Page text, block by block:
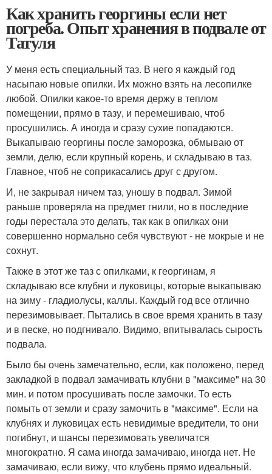
Как хранить георгины если нет
погреба. Опыт хранения в подвале от
Татуля
У меня есть специальный таз. В него я каждый год
насыпаю новые опилки. Их можно взять на лесопилке
любой. Опилки какое-то время держу в теплом
помещении, прямо в тазу, и перемешиваю, чтоб
просушились. А иногда и сразу сухие попадаются.
Выкапываю георгины после заморозка, обмываю от
земли, делю, если крупный корень, и складываю в таз.
Главное, чтоб не соприкасались друг с другом.
И, не закрывая ничем таз, уношу в подвал. Зимой
раньше проверяла на предмет гнили, но в последние
годы перестала это делать, так как в опилках они
совершенно нормально себя чувствуют - не мокрые и не
сохнут.
Также в этот же таз с опилками, к георгинам, я
складываю все клубни и луковицы, которые выкапываю
на зиму - гладиолусы, каллы. Каждый год все отлично
перезимовывает. Пытались в свое время хранить в тазу
и в песке, но подгнивало. Видимо, впитывалась сырость
подвала.
Было бы очень замечательно, если, как положено, перед
закладкой в подвал замачивать клубни в "максиме" на 30
мин. и потом просушивать после замочки. То есть
помыть от земли и сразу замочить в "максиме". Если на
клубнях и луковицах есть невидимые вредители, то они
погибнут, и шансы перезимовать увеличатся
многократно. Я сама иногда замачиваю, иногда нет. Не
замачиваю, если вижу, что клубень прямо идеальный.